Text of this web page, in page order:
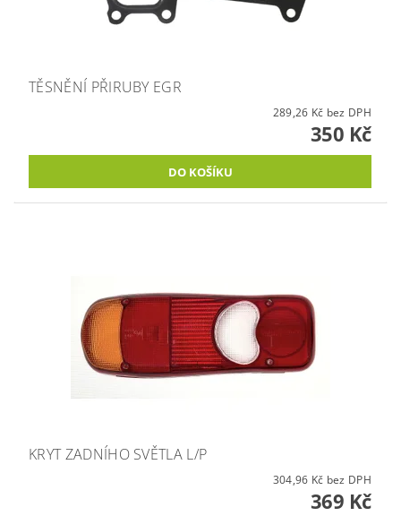
TĚSNĚNÍ PŘIRUBY EGR
289,26 Kč bez DPH
350 Kč
KRYT ZADNÍHO SVĚTLA L/P
304,96 Kč bez DPH
369 Kč